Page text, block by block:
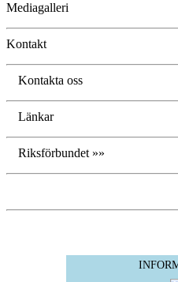
Mediagalleri
Kontakt
Kontakta oss
Länkar
Riksförbundet »»